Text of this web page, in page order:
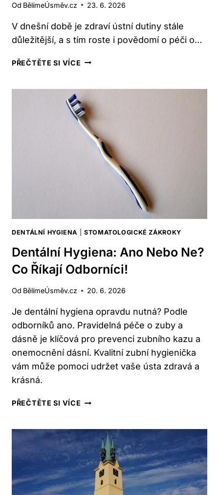
Od BělímeÚsměv.cz 23. 6. 2026
V dnešní době je zdraví ústní dutiny stále
důležitější, a s tím roste i povědomí o péči o…
PŘEČTĚTE SI VÍCE ZPMV
VYUŽÍT
NA
DENTÁLNÍ
HYGIENU?
DENTÁLNÍ HYGIENA STOMATOLOGICKÉ ZÁKROKY
Dentální Hygiena: Ano Nebo Ne?
Co Říkají Odborníci!
Od BělímeÚsměv.cz 20. 6. 2026
Je dentální hygiena opravdu nutná? Podle
odborníků ano. Pravidelná péče o zuby a
dásně je klíčová pro prevenci zubního kazu a
onemocnění dásní. Kvalitní zubní hygienička
vám může pomoci udržet vaše ústa zdravá a
krásná.
PŘEČTĚTE SI VÍCE DENTÁLNÍ
NEBO
ŘÍKAJÍ
ODBORNÍCI!